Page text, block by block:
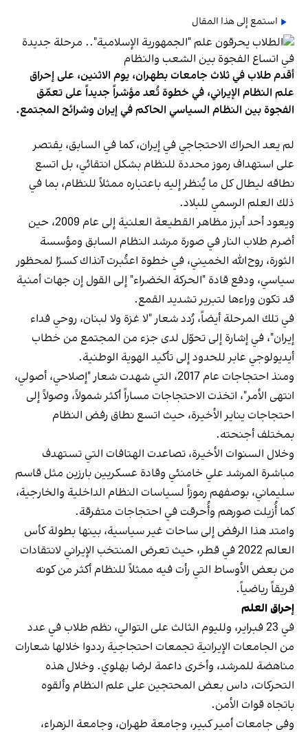
استمع إلى هذا المقال
أقدم طلاب في ثلاث جامعات بطهران، يوم الاثنين، على إحراق
علم النظام الإيراني، في خطوة تُعد مؤشراً جديداً على تعمّق
الفجوة بين النظام السياسي الحاكم في إيران وشرائح المجتمع.
لم يعد الحراك الاحتجاجي في إيران، كما في السابق، يقتصر
على استهداف رموز محددة للنظام بشكل انتقائي، بل اتسع
نطاقه ليطال كل ما يُنظر إليه باعتباره ممثلاً للنظام، بما في
ذلك العلم الرسمي للبلاد.
ويعود أحد أبرز مظاهر القطيعة العلنية إلى عام 2009، حين
أضرم طلاب النار في صورة مرشد النظام السابق ومؤسسة
الثورة، روح‌الله الخميني، في خطوة اعتُبرت آنذاك كسرًا لمحظور
سياسي، ودفع قادة "الحركة الخضراء" إلى القول إن جهات أمنية
قد تكون وراءها لتبرير تشديد القمع.
في تلك المرحلة أيضاً، رُدد شعار "لا غزة ولا لبنان، روحي فداء
إيران"، في إشارة إلى تحوّل لدى جزء من المجتمع من خطاب
أيديولوجي عابر للحدود إلى تأكيد الهوية الوطنية.
ومنذ احتجاجات عام 2017، التي شهدت شعار "إصلاحي، أصولي،
انتهى الأمر"، اتخذت الاحتجاجات مساراً أكثر شمولاً، وصولاً إلى
احتجاجات يناير الأخيرة، حيث اتسع نطاق رفض النظام
بمختلف أجنحته.
وخلال السنوات الأخيرة، تصاعدت الهتافات التي تستهدف
مباشرة المرشد علي خامنئي وقادة عسكريين بارزين مثل قاسم
سليماني، بوصفهم رموزاً لسياسات النظام الداخلية والخارجية،
كما أُزيلت صورهم وأُحرقت في احتجاجات متفرقة.
وامتد هذا الرفض إلى ساحات غير سياسية، بينها بطولة كأس
العالم 2022 في قطر، حيث تعرض المنتخب الإيراني لانتقادات
من بعض الأوساط التي رأت فيه ممثلاً للنظام أكثر من كونه
فريقاً رياضياً.
إحراق العلم
في 23 فبراير، ولليوم الثالث على التوالي، نظم طلاب في عدد
من الجامعات الإيرانية تجمعات احتجاجية رددوا خلالها شعارات
مناهضة للمرشد، وأخرى داعمة لرضا بهلوي. وخلال هذه
التحركات، داس بعض المحتجين على علم النظام وألقوه
باتجاه قوات الأمن.
وفي جامعات أمير كبير، وجامعة طهران، وجامعة الزهراء،